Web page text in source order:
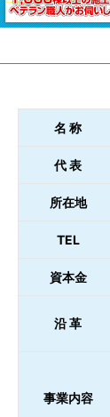
名 称
代 表
所在地
TEL
資本金
沿 革
事業内容